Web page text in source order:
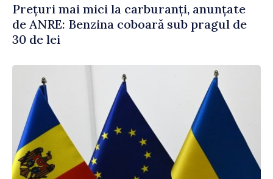
Prețuri mai mici la carburanți, anunțate
de ANRE: Benzina coboară sub pragul de
30 de lei